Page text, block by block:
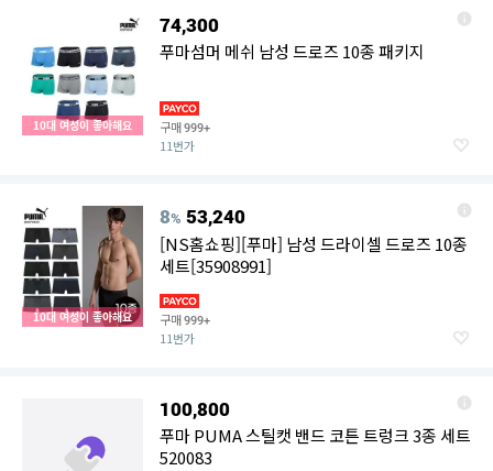
10대 여성이 좋아해요
74,300
푸마섬머 메쉬 남성 드로즈 10종 패키지
구매999+
11번가
10대 여성이 좋아해요
8% 53,240
[NS홈쇼핑][푸마] 남성 드라이셀 드로즈 10종
세트[35908991]
구매999+
11번가
100,800
푸마 PUMA 스틸캣 밴드 코튼 트렁크 3종 세트
520083